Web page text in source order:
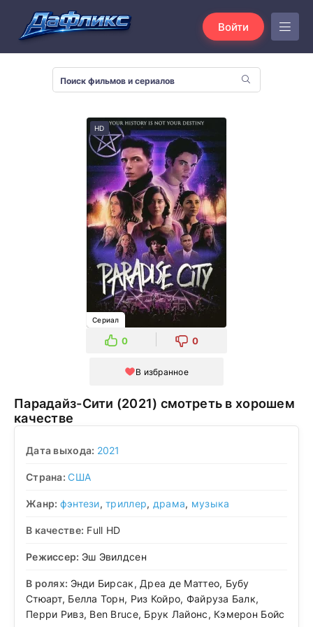
Войти
HD
Сериал
0 0
В избранное
Парадайз-Сити (2021) смотреть в хорошем
качестве
Дата выхода: 2021
Страна:США
Жанр: фэнтези,триллер, драма, музыка
В качестве: Full HD
Режиссер: Эш Эвилдсен
В ролях: Энди Бирсак, Дреа де Маттео, Бубу
Стюарт, Белла Торн, Риз Койро, Файруза Балк,
Перри Ривз, Ben Bruce, Брук Лайонс, Кэмерон Бойс